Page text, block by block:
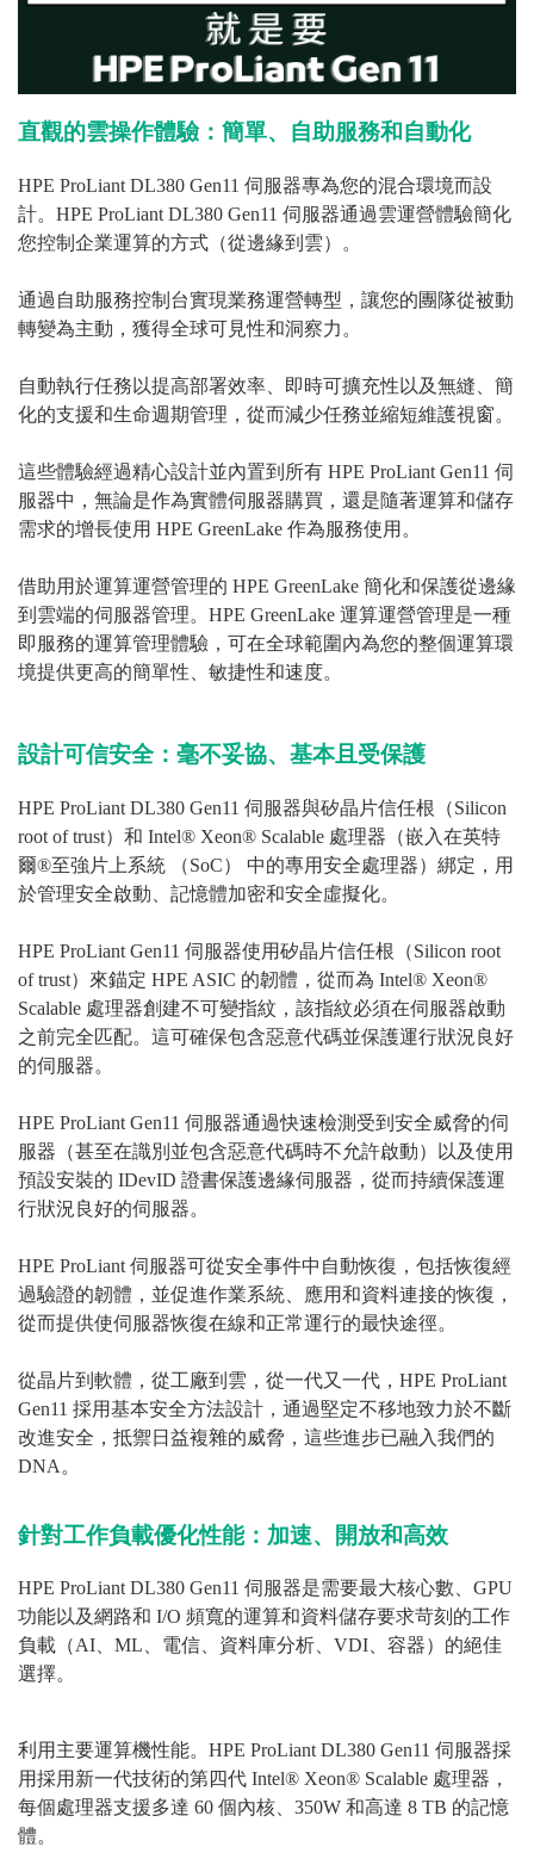
直觀的雲操作體驗：簡單、自助服務和自動化
HPE ProLiant DL380 Gen11 伺服器專為您的混合環境而設
計。HPE ProLiant DL380 Gen11 伺服器通過雲運營體驗簡化
您控制企業運算的方式（從邊緣到雲）。
通過自助服務控制台實現業務運營轉型，讓您的團隊從被動
轉變為主動，獲得全球可見性和洞察力。
自動執行任務以提高部署效率、即時可擴充性以及無縫、簡
化的支援和生命週期管理，從而減少任務並縮短維護視窗。
這些體驗經過精心設計並內置到所有 HPE ProLiant Gen11 伺
服器中，無論是作為實體伺服器購買，還是隨著運算和儲存
需求的增長使用 HPE GreenLake 作為服務使用。
借助用於運算運營管理的 HPE GreenLake 簡化和保護從邊緣
到雲端的伺服器管理。HPE GreenLake 運算運營管理是一種
即服務的運算管理體驗，可在全球範圍內為您的整個運算環
境提供更高的簡單性、敏捷性和速度。
設計可信安全：毫不妥協、基本且受保護
HPE ProLiant DL380 Gen11 伺服器與矽晶片信任根（Silicon
root of trust）和 Intel® Xeon® Scalable 處理器（嵌入在英特
爾®至強片上系統 （SoC） 中的專用安全處理器）綁定，用
於管理安全啟動、記憶體加密和安全虛擬化。
HPE ProLiant Gen11 伺服器使用矽晶片信任根（Silicon root
of trust）來錨定 HPE ASIC 的韌體，從而為 Intel® Xeon®
Scalable 處理器創建不可變指紋，該指紋必須在伺服器啟動
之前完全匹配。這可確保包含惡意代碼並保護運行狀況良好
的伺服器。
HPE ProLiant Gen11 伺服器通過快速檢測受到安全威脅的伺
服器（甚至在識別並包含惡意代碼時不允許啟動）以及使用
預設安裝的 IDevID 證書保護邊緣伺服器，從而持續保護運
行狀況良好的伺服器。
HPE ProLiant 伺服器可從安全事件中自動恢復，包括恢復經
過驗證的韌體，並促進作業系統、應用和資料連接的恢復，
從而提供使伺服器恢復在線和正常運行的最快途徑。
從晶片到軟體，從工廠到雲，從一代又一代，HPE ProLiant
Gen11 採用基本安全方法設計，通過堅定不移地致力於不斷
改進安全，抵禦日益複雜的威脅，這些進步已融入我們的
DNA。
針對工作負載優化性能：加速、開放和高效
HPE ProLiant DL380 Gen11 伺服器是需要最大核心數、GPU
功能以及網路和 I/O 頻寬的運算和資料儲存要求苛刻的工作
負載（AI、ML、電信、資料庫分析、VDI、容器）的絕佳
選擇。
利用主要運算機性能。HPE ProLiant DL380 Gen11 伺服器採
用採用新一代技術的第四代 Intel® Xeon® Scalable 處理器，
每個處理器支援多達 60 個內核、350W 和高達 8 TB 的記憶
體。